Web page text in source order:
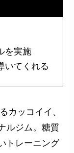
を実施
いてくれる
カッコイイ、
ルジム。糖質
トレーニング